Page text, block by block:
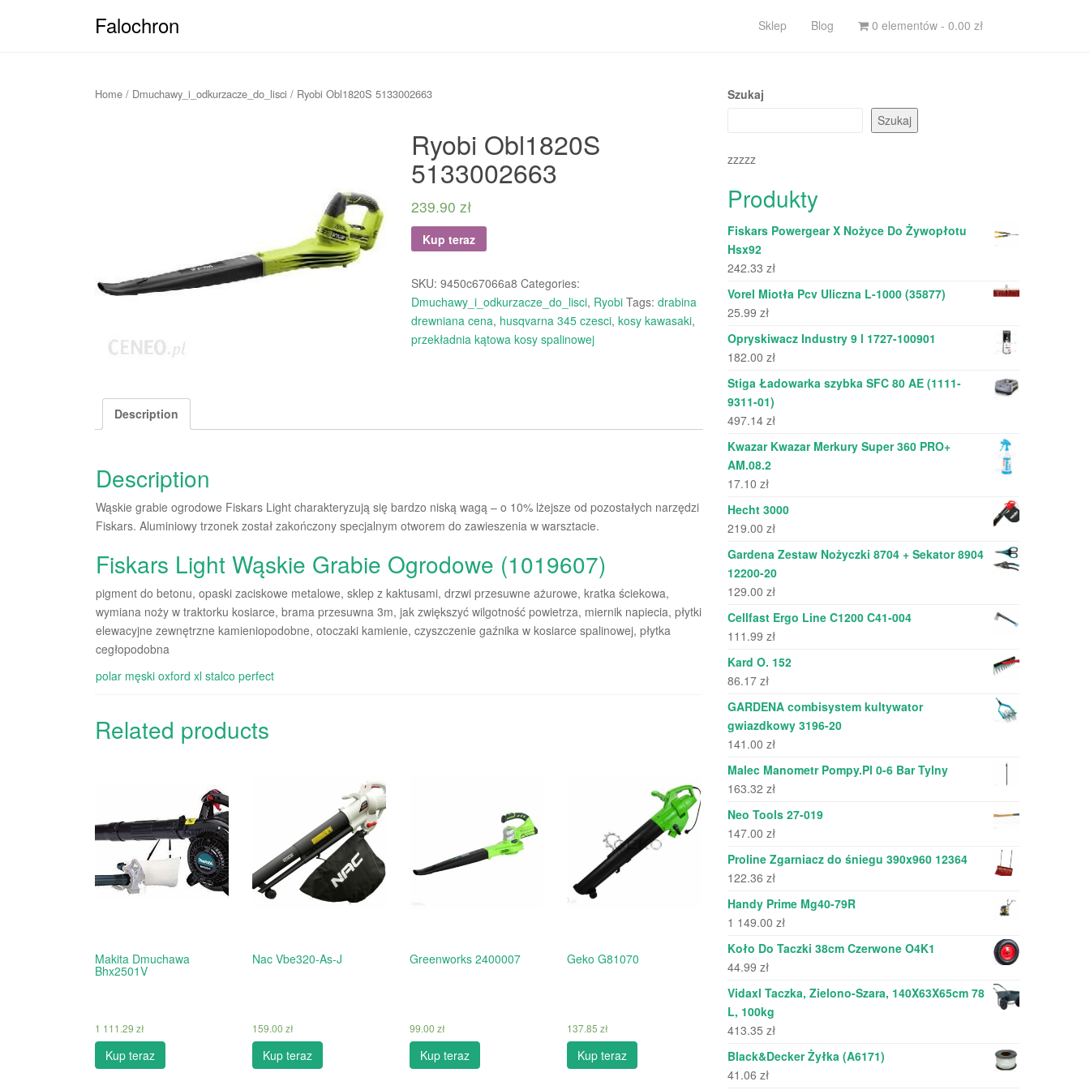
Falochron Sklep Blog 0 elementów - 0.00 zł
Home / Dmuchawy_i_odkurzacze_do_lisci / Ryobi Obl1820S 5133002663
Ryobi Obl1820S
5133002663
239.90 zł
Kup teraz
SKU: 9450c67066a8 Categories:
Dmuchawy_i_odkurzacze_do_lisci, Ryobi Tags: drabina
drewniana cena, husqvarna 345 czesci, kosy kawasaki,
przekładnia kątowa kosy spalinowej
Description
Description
Wąskie grabie ogrodowe Fiskars Light charakteryzują się bardzo niską wagą – o 10% lżejsze od pozostałych narzędzi
Fiskars. Aluminiowy trzonek został zakończony specjalnym otworem do zawieszenia w warsztacie.
Fiskars Light Wąskie Grabie Ogrodowe (1019607)
pigment do betonu, opaski zaciskowe metalowe, sklep z kaktusami, drzwi przesuwne ażurowe, kratka ściekowa,
wymiana noży w traktorku kosiarce, brama przesuwna 3m, jak zwiększyć wilgotność powietrza, miernik napiecia, płytki
elewacyjne zewnętrzne kamieniopodobne, otoczaki kamienie, czyszczenie gaźnika w kosiarce spalinowej, płytka
cegłopodobna
polar męski oxford xl stalco perfect
Related products
Makita Dmuchawa
Bhx2501V
1 111.29 zł
Kup teraz
Nac Vbe320-As-J
159.00 zł
Kup teraz
Greenworks 2400007
99.00 zł
Kup teraz
Geko G81070
137.85 zł
Kup teraz
Szukaj
Szukaj
zzzzz
Produkty
Fiskars Powergear X Nożyce Do Żywopłotu
Hsx92
242.33 zł
Vorel Miotła Pcv Uliczna L-1000 (35877)
25.99 zł
Opryskiwacz Industry 9 l 1727-100901
182.00 zł
Stiga Ładowarka szybka SFC 80 AE (1111-
9311-01)
497.14 zł
Kwazar Kwazar Merkury Super 360 PRO+
AM.08.2
17.10 zł
Hecht 3000
219.00 zł
Gardena Zestaw Nożyczki 8704 + Sekator 8904
12200-20
129.00 zł
Cellfast Ergo Line C1200 C41-004
111.99 zł
Kard O. 152
86.17 zł
GARDENA combisystem kultywator
gwiazdkowy 3196-20
141.00 zł
Malec Manometr Pompy.Pl 0-6 Bar Tylny
163.32 zł
Neo Tools 27-019
147.00 zł
Proline Zgarniacz do śniegu 390x960 12364
122.36 zł
Handy Prime Mg40-79R
1 149.00 zł
Koło Do Taczki 38cm Czerwone O4K1
44.99 zł
Vidaxl Taczka, Zielono-Szara, 140X63X65cm 78
L, 100kg
413.35 zł
Black&Decker Żyłka (A6171)
41.06 zł